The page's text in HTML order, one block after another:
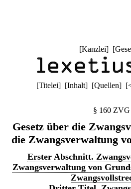
[Kanzlei] [
[Titelei] [Inhalt] [Quellen] [
§ 160 ZVG
Gesetz über die
die Zwangsverwaltung
Erster Abschnitt.
Zwangsverwaltung von